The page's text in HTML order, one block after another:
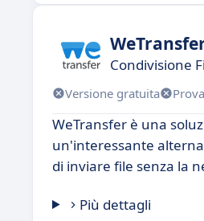
Condivisione
Versione gratuita
WeTransfer è una
un'interessante
di inviare file senza la
Più dettagli